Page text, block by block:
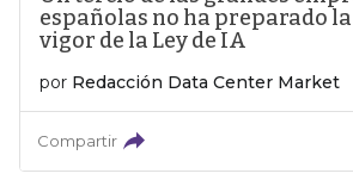
españolas no ha preparado
vigor de la Ley de IA
por Redacción Data Center Market
Compartir